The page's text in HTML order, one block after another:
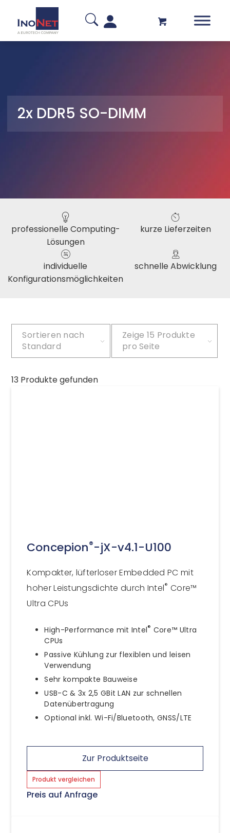
2x DDR5 SO-DIMM
professionelle Computing-
Lösungen
kurze Lieferzeiten
individuelle
Konfigurationsmöglichkeiten
schnelle Abwicklung
Sortieren nach
Standard
Zeige 15 Produkte
pro Seite
13 Produkte gefunden
Concepion®-jX-v4.1-U100
Kompakter, lüfterloser Embedded PC mit
hoher Leistungsdichte durch Intel® Core™
Ultra CPUs
High-Performance mit Intel® Core™ Ultra
CPUs
Passive Kühlung zur flexiblen und leisen
Verwendung
Sehr kompakte Bauweise
USB-C & 3x 2,5 GBit LAN zur schnellen
Datenübertragung
Optional inkl. Wi-Fi/Bluetooth, GNSS/LTE
Zur Produktseite
Produkt vergleichen
Preis auf Anfrage